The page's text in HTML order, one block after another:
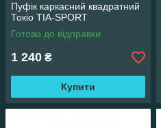
Пуфік каркасний квадратний
Токіо TIA-SPORT
Готово до відправки
1 240 ₴
Купити